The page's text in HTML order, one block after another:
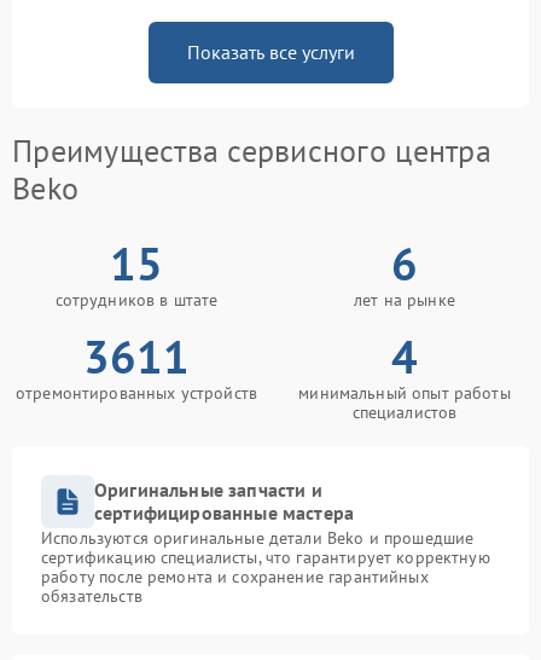
Показать все услуги
Преимущества сервисного центра
Beko
15
сотрудников в штате
6
лет на рынке
3611
отремонтированных устройств
4
минимальный опыт работы
специалистов
Оригинальные запчасти и
сертифицированные мастера
Используются оригинальные детали Beko и прошедшие
сертификацию специалисты, что гарантирует корректную
работу после ремонта и сохранение гарантийных
обязательств